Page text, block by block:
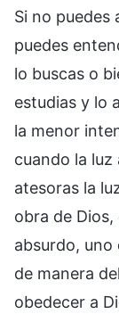
Si no puedes
puedes
lo buscas o
estudias y lo
la menor
cuando la
atesoras la
obra de
absurdo, uno
de manera
obedecer a